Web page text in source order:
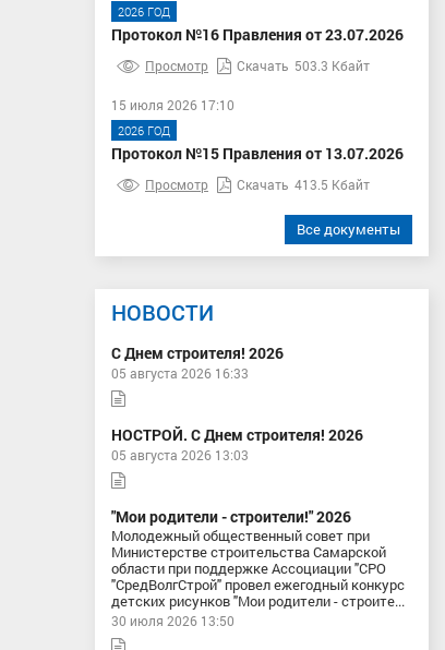
2026 ГОД
Протокол №16 Правления от 23.07.2026
Просмотр Скачать 503.3 Кбайт
15 июля 2026 17:10
2026 ГОД
Протокол №15 Правления от 13.07.2026
Просмотр Скачать 413.5 Кбайт
Все документы
НОВОСТИ
С Днем строителя! 2026
05 августа 2026 16:33
НОСТРОЙ. С Днем строителя! 2026
05 августа 2026 13:03
"Мои родители - строители!" 2026
Молодежный общественный совет при
Министерстве строительства Самарской
области при поддержке Ассоциации "СРО
"СредВолгСтрой" провел ежегодный конкурс
детских рисунков "Мои родители - строите...
30 июля 2026 13:50